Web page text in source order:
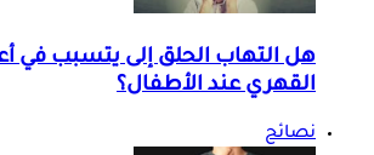
هل التهاب الحلق إلى يتسبب
القهري عند الأطفال؟
نصائح